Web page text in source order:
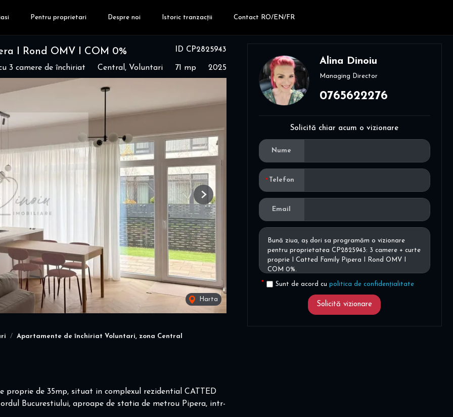
Pentru proprietari Despre noi Istoric tranzacții Contact RO/EN/FR
ID CP2825943
I Rond OMV I COM 0%
3 camere de închiriat Central, Voluntari 71 mp 2025
Harta
Next
Apartamente de închiriat Voluntari, zona Central
proprie de 35mp, situat in complexul rezidential CATTED
Bucurestiului, aproape de statia de metrou Pipera, intr-
Alina Dinoiu
Managing Director
0765622276
Solicită chiar acum o vizionare
Nume
Telefon
Email
Sunt de acord cu politica de confidențialitate
Solicită vizionare